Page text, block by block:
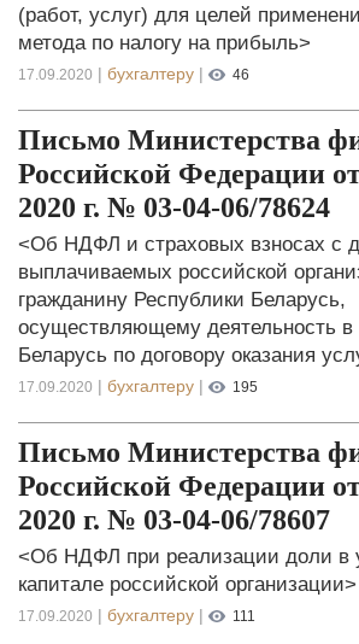
(работ, услуг) для целей
метода по налогу на прибыль>
17.09.2020 | бухгалтеру | 46
Письмо Министерства
Российской Федерации
2020 г. № 03-04-06/78624
<Об НДФЛ и страховых взносах с
выплачиваемых российской
гражданину Республики Беларусь,
осуществляющему деятельность в
Беларусь по договору оказания
17.09.2020 | бухгалтеру | 195
Письмо Министерства
Российской Федерации
2020 г. № 03-04-06/78607
<Об НДФЛ при реализации доли в
капитале российской организации>
17.09.2020 | бухгалтеру | 111